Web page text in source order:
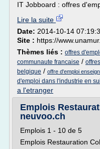
IT Jobboard : offres
Lire la suite
Date: 2014-10-14
Site : https://
Thèmes liés : offres
communaute francaise /
belgique / offre d'emploi
d'emploi dans l'industrie en
a l'etranger
Emplois
neuvoo.ch
Emplois 1 - 10 de 5
Emplois Restauration